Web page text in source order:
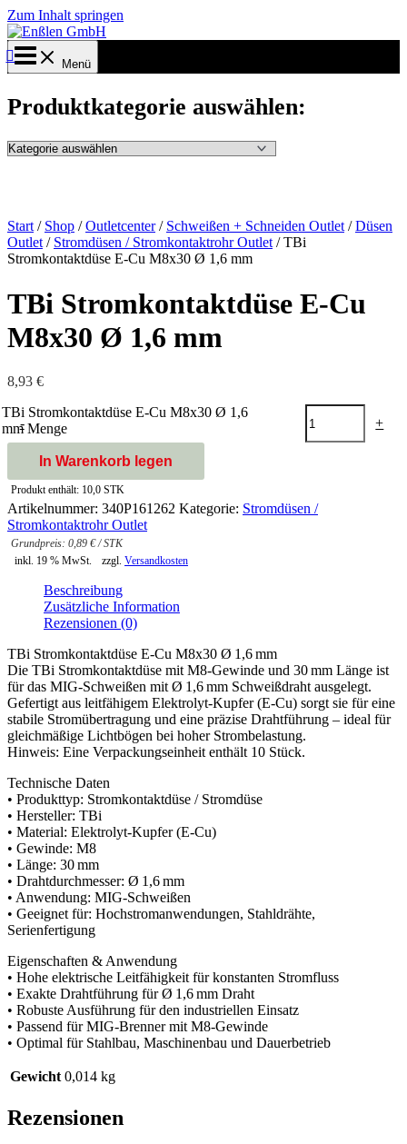
Zum Inhalt springen
Menü
Produktkategorie auswählen:
Start / Shop /Outletcenter/ Schweißen + Schneiden Outlet /Düsen
Outlet / Stromdüsen / Stromkontaktrohr Outlet / TBi
Stromkontaktdüse E-Cu M8x30 Ø 1,6 mm
TBi Stromkontaktdüse E-Cu
M8x30 Ø 1,6 mm
8,93 €
-
TBi Stromkontaktdüse E-Cu M8x30 Ø 1,6
mm Menge
+
In Warenkorb legen
Produkt enthält: 10,0 STK
Artikelnummer: 340P161262 Kategorie: Stromdüsen /
Stromkontaktrohr Outlet
0,89 €/STK
inkl. 19 % MwSt.
zzgl. Versandkosten
Beschreibung
Zusätzliche Information
Rezensionen (0)
TBi Stromkontaktdüse E-Cu M8x30 Ø 1,6 mm
Die TBi Stromkontaktdüse mit M8-Gewinde und 30 mm Länge ist
für das MIG-Schweißen mit Ø 1,6 mm Schweißdraht ausgelegt.
Gefertigt aus leitfähigem Elektrolyt-Kupfer (E-Cu) sorgt sie für eine
stabile Stromübertragung und eine präzise Drahtführung – ideal für
gleichmäßige Lichtbögen bei hoher Strombelastung.
Hinweis: Eine Verpackungseinheit enthält 10 Stück.
Technische Daten
• Produkttyp: Stromkontaktdüse / Stromdüse
• Hersteller: TBi
• Material: Elektrolyt-Kupfer (E-Cu)
• Gewinde: M8
• Länge: 30 mm
• Drahtdurchmesser: Ø 1,6 mm
• Anwendung: MIG-Schweißen
• Geeignet für: Hochstromanwendungen, Stahldrähte,
Serienfertigung
Eigenschaften & Anwendung
• Hohe elektrische Leitfähigkeit für konstanten Stromfluss
• Exakte Drahtführung für Ø 1,6 mm Draht
• Robuste Ausführung für den industriellen Einsatz
• Passend für MIG-Brenner mit M8-Gewinde
• Optimal für Stahlbau, Maschinenbau und Dauerbetrieb
Gewicht 0,014 kg
Rezensionen